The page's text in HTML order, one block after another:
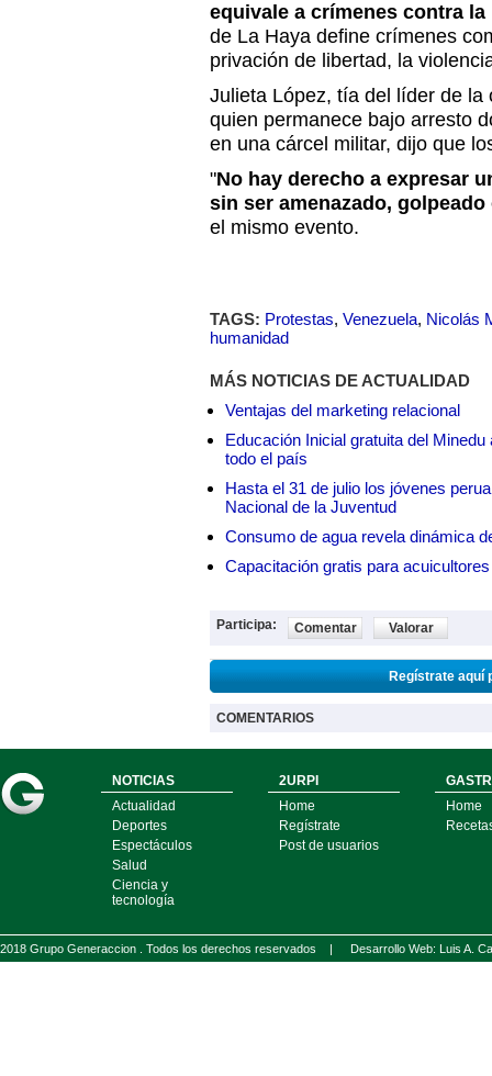
equivale a crímenes contra
de La Haya define crímenes
privación de libertad, la
Julieta López, tía del líder de
quien permanece bajo arresto
en una cárcel militar, dijo que
"No hay derecho a expresar
sin ser amenazado,
el mismo evento.
TAGS: Protestas, Venezuela, Nicolás
humanidad
MÁS NOTICIAS DE ACTUALIDAD
Ventajas del marketing relacional
Educación Inicial gratuita del
todo el país
Hasta el 31 de julio los jóvenes
Nacional de la Juventud
Consumo de agua revela dinámica
Capacitación gratis para
Participa: Comentar Valorar
Regístrate aquí
COMENTARIOS
NOTICIAS
Actualidad
Deportes
Espectáculos
Salud
Ciencia y
tecnología
2URPI
Home
Regístrate
Post de usuarios
Home
2018 Grupo Generaccion . Todos los derechos reservados | Desarrollo Web: Luis